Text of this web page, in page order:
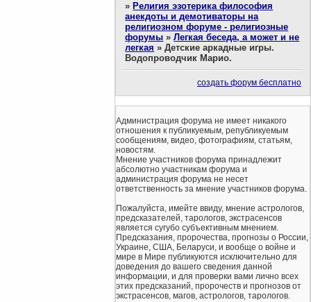
» Религия эзотерика философия
анекдоты и демотиваторы на
религиозном форуме - религиозные
форумы »Легкая беседа, а может и не
легкая »Детские аркадные игры.
Водопроводчик Марио.
создать форум бесплатно
Администрация форума не имеет никакого
отношения к публикуемым, републикуемым
сообщениям, видео, фотографиям, статьям,
новостям.
Мнение участников форума принадлежит
абсолютно участникам форума и
администрация форума не несет
ответственность за мнение участников форума.
Пожалуйста, имейте ввиду, мнение астрологов,
предсказателей, тарологов, экстрасенсов
является сугубо субъективным мнением.
Предсказания, пророчества, прогнозы о России,
Украине, США, Беларуси, и вообще о войне и
мире в Мире публикуются исключительно для
доведения до вашего сведения данной
информации, и для проверки вами лично всех
этих предсказаний, пророчеств и прогнозов от
экстрасенсов, магов, астрологов, тарологов.